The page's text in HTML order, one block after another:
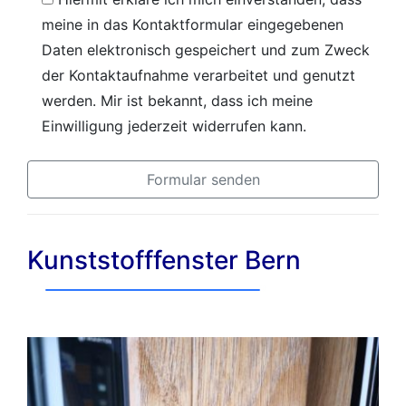
meine in das Kontaktformular eingegebenen
Daten elektronisch gespeichert und zum Zweck
der Kontaktaufnahme verarbeitet und genutzt
werden. Mir ist bekannt, dass ich meine
Einwilligung jederzeit widerrufen kann.
Kunststofffenster Bern